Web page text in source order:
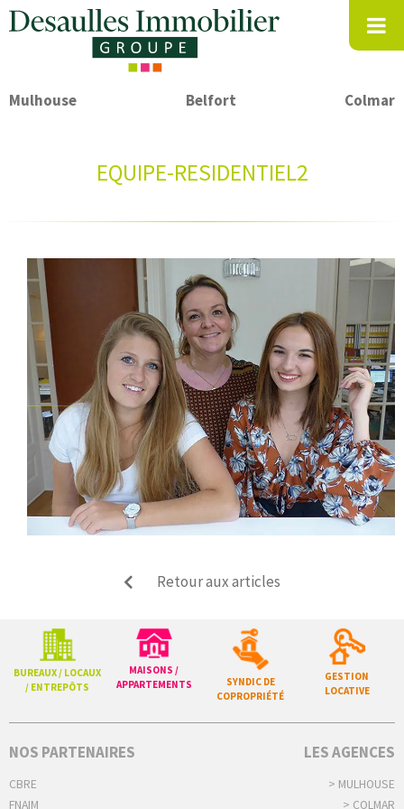
Mulhouse Belfort Colmar
EQUIPE-RESIDENTIEL2
Retour aux articles
BUREAUX / LOCAUX
/ ENTREPÔTS
MAISONS /
APPARTEMENTS
SYNDIC DE
COPROPRIÉTÉ
GESTION
LOCATIVE
NOS PARTENAIRES
CBRE
FNAIM
LES AGENCES
> MULHOUSE
> COLMAR